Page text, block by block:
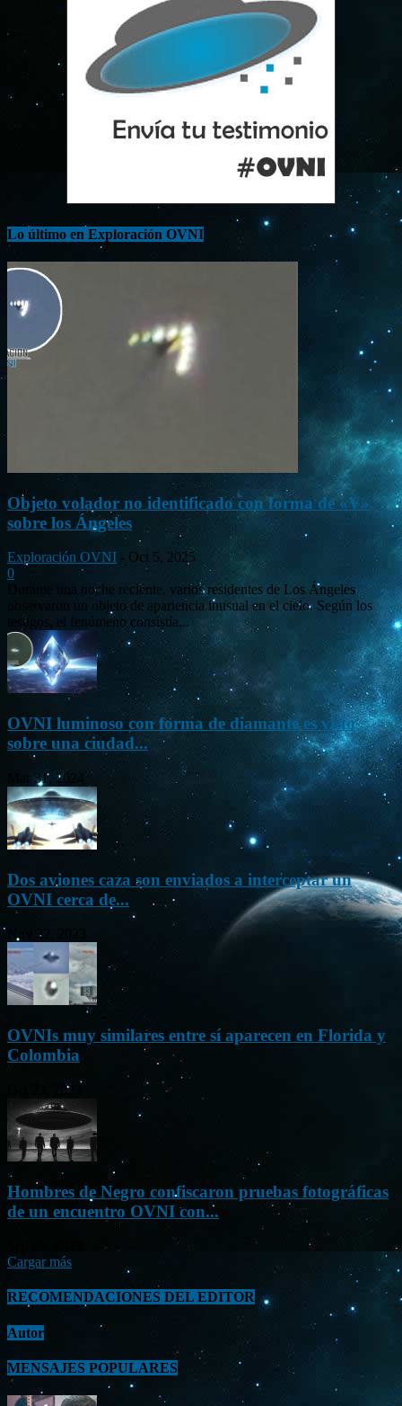
Lo último en Exploración OVNI
Objeto volador no identificado con forma de «V»
sobre los Ángeles
Exploración OVNI - Oct 5, 2025
0
Durante una noche reciente, varios residentes de Los Ángeles
observaron un objeto de apariencia inusual en el cielo. Según los
testigos, el fenómeno consistía...
OVNI luminoso con forma de diamante es visto
sobre una ciudad...
Mar 31, 2024
Dos aviones caza son enviados a interceptar un
OVNI cerca de...
Nov 22, 2023
OVNIs muy similares entre sí aparecen en Florida y
Colombia
Oct 23, 2023
Hombres de Negro confiscaron pruebas fotográficas
de un encuentro OVNI con...
Cargar más
RECOMENDACIONES DEL EDITOR
Autor
MENSAJES POPULARES